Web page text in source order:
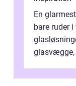
En
bare ruder
glasvægge,